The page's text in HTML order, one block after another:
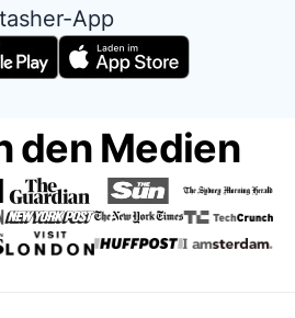
App
den Medien